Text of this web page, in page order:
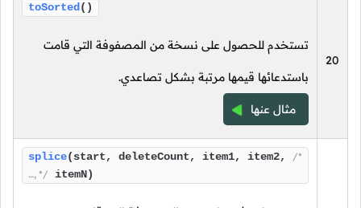
20
toSorted ()
تستخدم للحصول على نسخة من المصفوفة التي قامت
باستدعائها قيمها مرتبة بشكل تصاعدي.
مثال عنها
splice(start, deleteCount, item1, item2, /*
…, */ itemN)